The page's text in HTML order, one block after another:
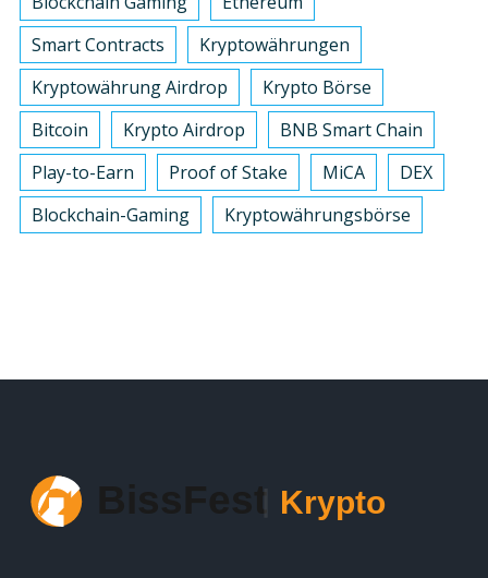
Smart Contracts
Kryptowährungen
Kryptowährung Airdrop
Krypto Börse
Bitcoin
Krypto Airdrop
BNB Smart Chain
Play-to-Earn
Proof of Stake MiCA
DEX
Blockchain-Gaming
Kryptowährungsbörse